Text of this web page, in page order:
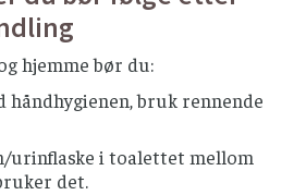
hjemme bør du:
håndhygienen, bruk rennende
urinflaske i toalettet mellom
det.